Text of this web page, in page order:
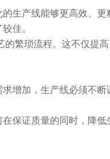
生产线能够更高效、更
佳。
繁琐流程。这不仅提高
增加，生产线必须不断
保证质量的同时，降低